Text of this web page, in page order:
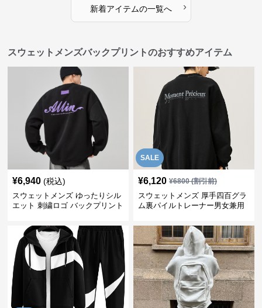
新着アイテムの一覧へ ›
スウェットメンズバックプリントのおすすめアイテム
¥6,940 (税込)
スウェットメンズ ゆったりシル
エット 刺繍ロゴ バックプリント
SALE
¥6,120 ¥6800(割引前)
スウェットメンズ 厚手四百グラ
ム裏パイルトレーナー男女兼用